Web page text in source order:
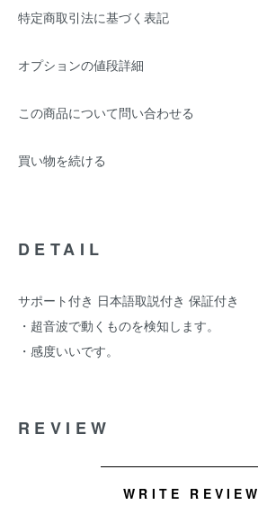
特定商取引法に基づく表記
オプションの値段詳細
この商品について問い合わせる
買い物を続ける
DETAIL
サポート付き 日本語取説付き 保証付き
・超音波で動くものを検知します。
・感度いいです。
REVIEW
WRITE REVIEW